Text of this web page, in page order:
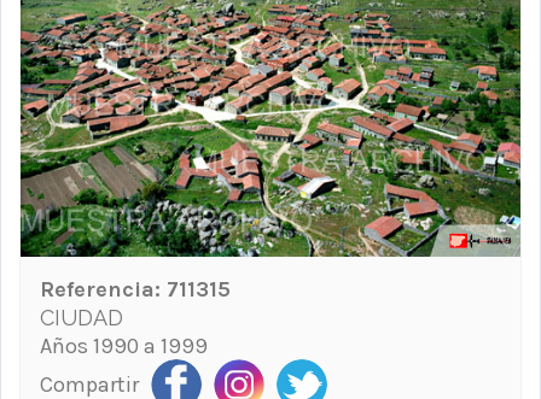
Referencia: 711315
CIUDAD
Años 1990 a 1999
Compartir